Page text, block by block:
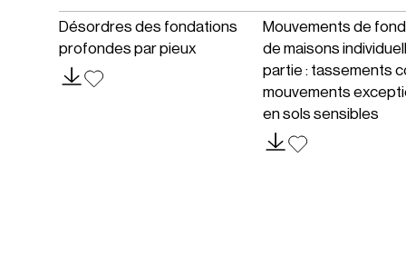
Désordres des fondations
profondes par pieux
Mouvements de
de maisons
partie : tassements
mouvements
en sols sensibles